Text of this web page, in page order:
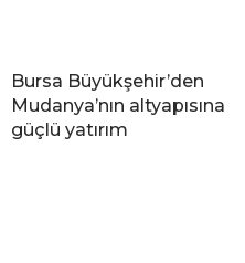
Bursa Büyükşehir’den
Mudanya’nın altyapısına
güçlü yatırım